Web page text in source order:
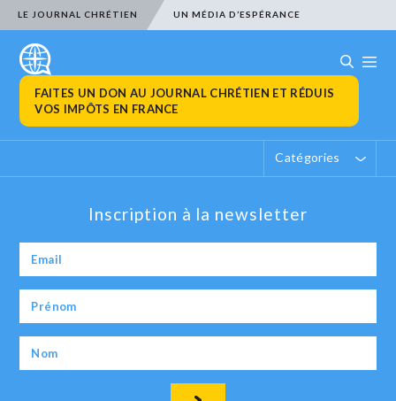
LE JOURNAL CHRÉTIEN UN MÉDIA D’ESPÉRANCE
FAITES UN DON AU JOURNAL CHRÉTIEN ET RÉDUIS
VOS IMPÔTS EN FRANCE
Catégories
Inscription à la newsletter